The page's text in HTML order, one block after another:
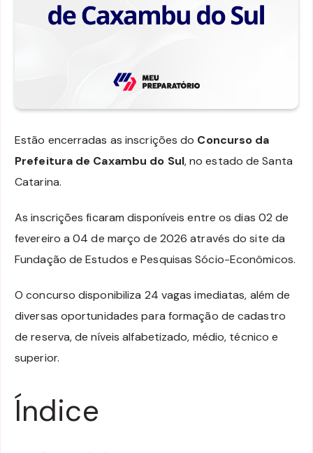
Estão encerradas as inscrições do Concurso da
Prefeitura de Caxambu do Sul, no estado de Santa
Catarina.
As inscrições ficaram disponíveis entre os dias 02 de
fevereiro a 04 de março de 2026 através do site da
Fundação de Estudos e Pesquisas Sócio-Econômicos.
O concurso disponibiliza 24 vagas imediatas, além de
diversas oportunidades para formação de cadastro
de reserva, de níveis alfabetizado, médio, técnico e
superior.
Índice